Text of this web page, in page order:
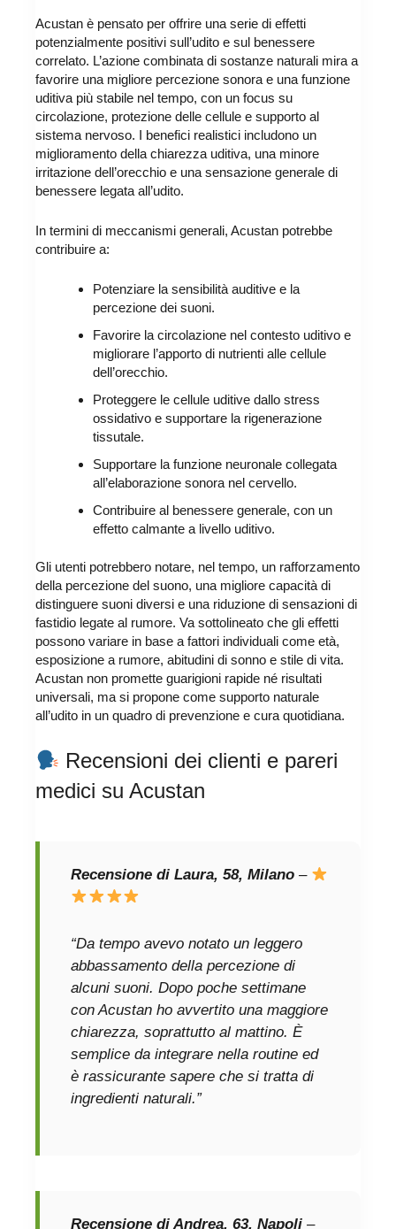
Acustan è pensato per offrire una serie di effetti
potenzialmente positivi sull’udito e sul benessere
correlato. L’azione combinata di sostanze naturali mira a
favorire una migliore percezione sonora e una funzione
uditiva più stabile nel tempo, con un focus su
circolazione, protezione delle cellule e supporto al
sistema nervoso. I benefici realistici includono un
miglioramento della chiarezza uditiva, una minore
irritazione dell’orecchio e una sensazione generale di
benessere legata all’udito.
In termini di meccanismi generali, Acustan potrebbe
contribuire a:
Potenziare la sensibilità auditive e la
percezione dei suoni.
Favorire la circolazione nel contesto uditivo e
migliorare l’apporto di nutrienti alle cellule
dell’orecchio.
Proteggere le cellule uditive dallo stress
ossidativo e supportare la rigenerazione
tissutale.
Supportare la funzione neuronale collegata
all’elaborazione sonora nel cervello.
Contribuire al benessere generale, con un
effetto calmante a livello uditivo.
Gli utenti potrebbero notare, nel tempo, un rafforzamento
della percezione del suono, una migliore capacità di
distinguere suoni diversi e una riduzione di sensazioni di
fastidio legate al rumore. Va sottolineato che gli effetti
possono variare in base a fattori individuali come età,
esposizione a rumore, abitudini di sonno e stile di vita.
Acustan non promette guarigioni rapide né risultati
universali, ma si propone come supporto naturale
all’udito in un quadro di prevenzione e cura quotidiana.
Recensioni dei clienti e pareri
medici su Acustan
Recensione di Laura, 58, Milano –
“Da tempo avevo notato un leggero
abbassamento della percezione di
alcuni suoni. Dopo poche settimane
con Acustan ho avvertito una maggiore
chiarezza, soprattutto al mattino. È
semplice da integrare nella routine ed
è rassicurante sapere che si tratta di
ingredienti naturali.”
Recensione di Andrea, 63, Napoli –